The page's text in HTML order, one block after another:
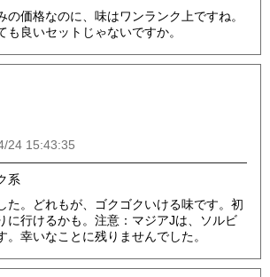
の価格なのに、味はワンランク上ですね。
も良いセットじゃないですか。
24 15:43:35
系
た。どれもが、ゴクゴクいける味です。初
に行けるかも。注意：マジアJは、ソルビ
。幸いなことに残りませんでした。